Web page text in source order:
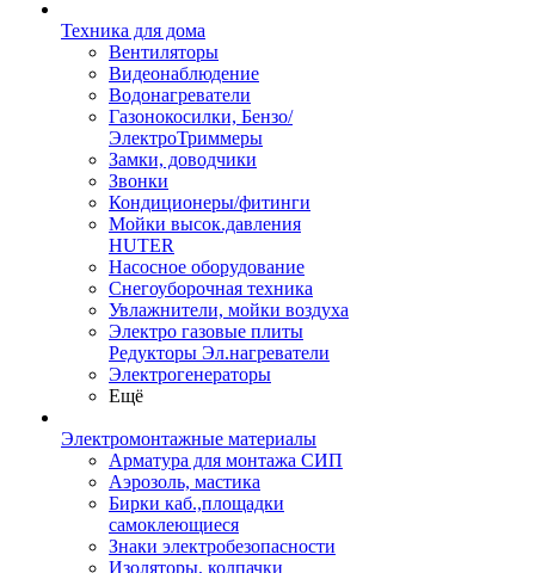
Техника для дома
Вентиляторы
Видеонаблюдение
Водонагреватели
Газонокосилки, Бензо/
ЭлектроТриммеры
Замки, доводчики
Звонки
Кондиционеры/фитинги
Мойки высок.давления
HUTER
Насосное оборудование
Снегоуборочная техника
Увлажнители, мойки воздуха
Электро газовые плиты
Редукторы Эл.нагреватели
Электрогенераторы
Ещё
Электромонтажные материалы
Арматура для монтажа СИП
Аэрозоль, мастика
Бирки каб.,площадки
самоклеющиеся
Знаки электробезопасности
Изоляторы, колпачки